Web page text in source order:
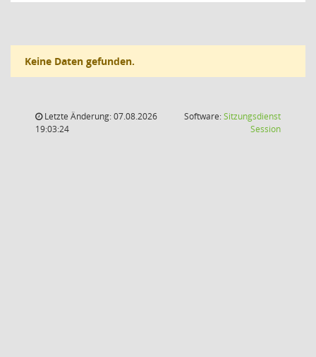
Keine Daten gefunden.
Letzte Änderung: 07.08.2026
19:03:24
Software:Sitzungsdienst
Session(Wird in